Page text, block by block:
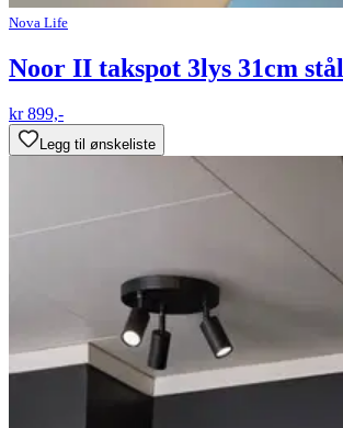
Nova Life
Noor II takspot 3lys 31cm stål
kr 899,-
Legg til ønskeliste